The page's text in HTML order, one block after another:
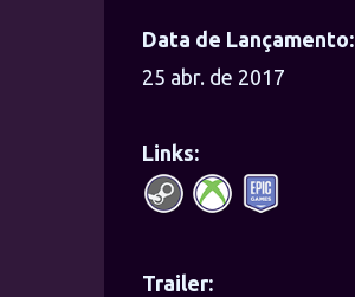
Data de Lançamento:
25 abr. de 2017
Links:
Trailer: